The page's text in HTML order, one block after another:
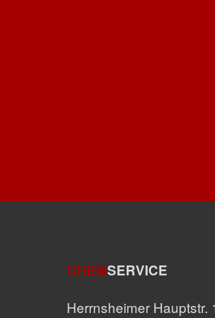
CHEMSERVICE
Herrnsheimer Hauptstr.